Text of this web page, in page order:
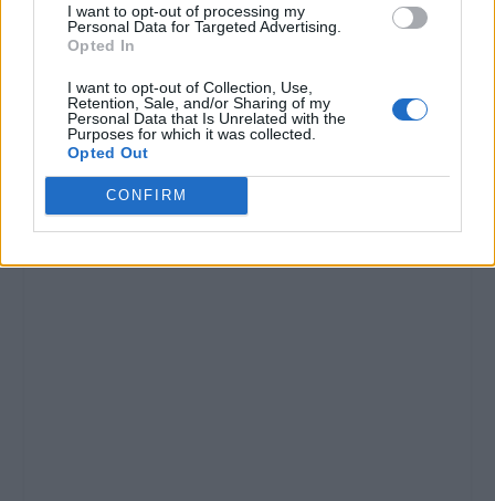
I want to opt-out of processing my
Personal Data for Targeted Advertising.
Opted In
I want to opt-out of Collection, Use,
Retention, Sale, and/or Sharing of my
Personal Data that Is Unrelated with the
Purposes for which it was collected.
Opted Out
CONFIRM